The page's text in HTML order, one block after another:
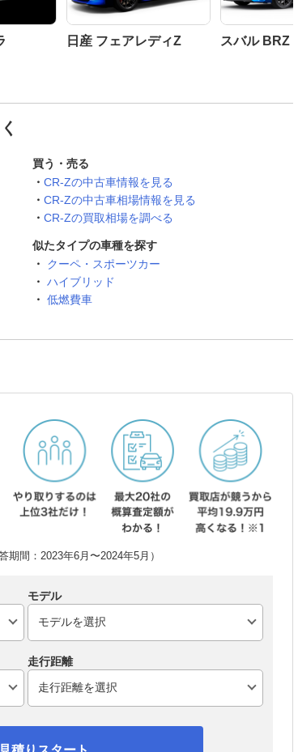
日産 フェアレディZ スバル BRZ
買う・売る
CR-Zの中古車情報を見る
CR-Zの中古車相場情報を見る
CR-Zの買取相場を調べる
似たタイプの車種を探す
クーペ・スポーツカー
ハイブリッド
低燃費車
間：2023年6月〜2024年5月）
モデル
走行距離